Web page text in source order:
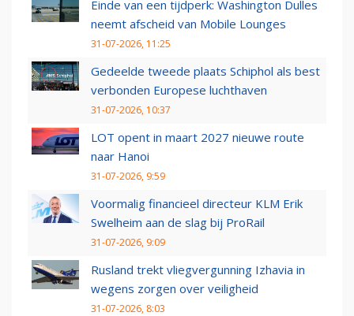
Einde van een tijdperk: Washington Dulles
neemt afscheid van Mobile Lounges
31-07-2026, 11:25
Gedeelde tweede plaats Schiphol als best
verbonden Europese luchthaven
31-07-2026, 10:37
LOT opent in maart 2027 nieuwe route
naar Hanoi
31-07-2026, 9:59
Voormalig financieel directeur KLM Erik
Swelheim aan de slag bij ProRail
31-07-2026, 9:09
Rusland trekt vliegvergunning Izhavia in
wegens zorgen over veiligheid
31-07-2026, 8:03